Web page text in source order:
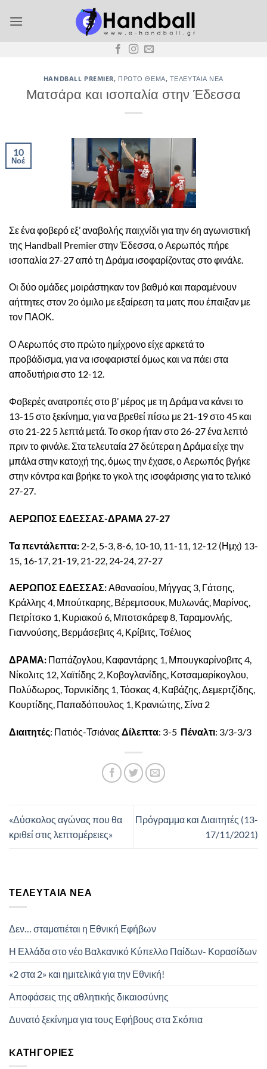
στο
HANDBALL PREMIER, ΠΡΏΤΟ ΘΈΜΑ, ΤΕΛΕΥΤΑΊΑ ΝΈΑ
Ματσάρα και ισοπαλία στην Έδεσσα
10
Νοέ
Σε ένα φοβερό εξ’ αναβολής παιχνίδι για την 6η αγωνιστική
της Handball Premier στην Έδεσσα, ο Αερωπός πήρε
ισοπαλία 27-27 από τη Δράμα ισοφαρίζοντας στο φινάλε.
Οι δύο ομάδες μοιράστηκαν τον βαθμό και παραμένουν
αήττητες στον 2ο όμιλο με εξαίρεση τα ματς που έπαιξαν με
τον ΠΑΟΚ.
Ο Αερωπός στο πρώτο ημίχρονο είχε αρκετά το
προβάδισμα, για να ισοφαριστεί όμως και να πάει στα
αποδυτήρια στο 12-12.
Φοβερές ανατροπές στο β’ μέρος με τη Δράμα να κάνει το
13-15 στο ξεκίνημα, για να βρεθεί πίσω με 21-19 στο 45 και
στο 21-22 5 λεπτά μετά. Το σκορ ήταν στο 26-27 ένα λεπτό
πριν το φινάλε. Στα τελευταία 27 δεύτερα η Δράμα είχε την
μπάλα στην κατοχή της, όμως την έχασε, ο Αερωπός βγήκε
στην κόντρα και βρήκε το γκολ της ισοφάρισης για το τελικό
27-27.
ΑΕΡΩΠΟΣ ΕΔΕΣΣΑΣ-ΔΡΑΜΑ 27-27
Τα πεντάλεπτα: 2-2, 5-3, 8-6, 10-10, 11-11, 12-12 (Ημχ) 13-
15, 16-17, 21-19, 21-22, 24-24, 27-27
ΑΕΡΩΠΟΣ ΕΔΕΣΣΑΣ:Αθανασίου, Μήγγας 3, Γάτσης,
Κράλλης 4, Μπούτκαρης, Βέρεμτσουκ, Μυλωνάς, Μαρίνος,
Πετρίτσκο 1, Κυριακού 6, Μποτσκάρεφ 8, Ταραμονλής,
Γιαννούσης, Βερμάσεβιτς 4, Κρίβιτς, Τσέλιος
ΔΡΑΜΑ: Παπάζογλου, Καφαντάρης 1, Μπουγκαρίνοβιτς 4,
Νίκολιτς 12, Χαϊτίδης 2, Κοβογλανίδης, Κοτσαμαρίκογλου,
Πολύδωρος, Τορνικίδης 1, Τόσκας 4, Καβάζης, Δεμερτζίδης,
Κουρτίδης, Παπαδόπουλος 1, Κρανιώτης, Σίνα 2
Διαιτητές: Πατιός-Τσιάνας Δίλεπτα: 3-5 Πέναλτι: 3/3-3/3
«Δύσκολος αγώνας που θα
κριθεί στις λεπτομέρειες»
Πρόγραμμα και Διαιτητές (13-
17/11/2021)
ΤΕΛΕΥΤΑΊΑ ΝΈΑ
Δεν… σταματιέται η Εθνική Εφήβων
Η Ελλάδα στο νέο Βαλκανικό Κύπελλο Παίδων- Κορασίδων
«2 στα 2» και ημιτελικά για την Εθνική!
Αποφάσεις της αθλητικής δικαιοσύνης
Δυνατό ξεκίνημα για τους Εφήβους στα Σκόπια
KΑΤΗΓΟΡΊΕΣ